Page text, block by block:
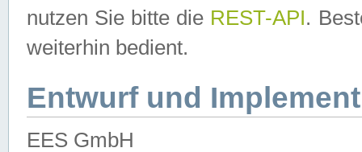
nutzen Sie bitte die REST-API.
weiterhin bedient.
Entwurf und
EES GmbH